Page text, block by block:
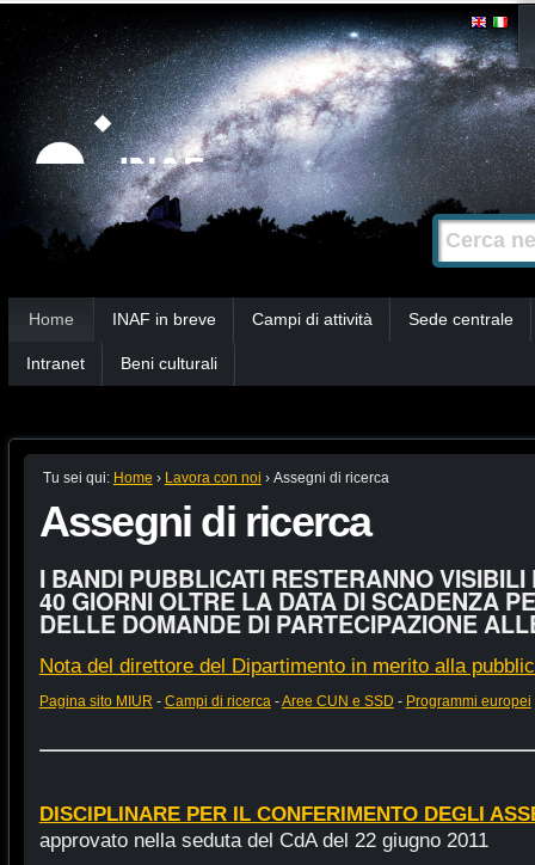
Strumenti
personali
Salta
contenuti.
|
Salta
alla
navigazione
Cerca nel
Ricerca
avanzata…
Home INAF in breve Campi di attività Sede centrale
Intranet Beni culturali
Tu sei qui: Home › Lavora con noi › Assegni di ricerca
Assegni di ricerca
I BANDI PUBBLICATI RESTERANNO VISIBILI
40 GIORNI OLTRE LA DATA DI SCADENZA
DELLE DOMANDE DI PARTECIPAZIONE
Nota del direttore del Dipartimento in merito alla
Pagina sito MIUR - Campi di ricerca -Aree CUN e SSD - Programmi europei
DISCIPLINARE PER IL CONFERIMENTO DEGLI
approvato nella seduta del CdA del 22 giugno 2011